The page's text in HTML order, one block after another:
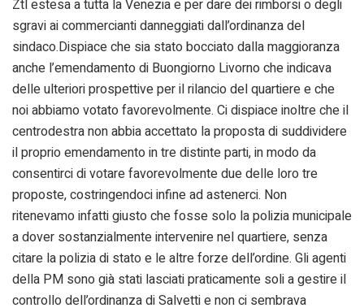
Ztl estesa a tutta la Venezia e per dare dei rimborsi o degli
sgravi ai commercianti danneggiati dall’ordinanza del
sindaco.Dispiace che sia stato bocciato dalla maggioranza
anche l’emendamento di Buongiorno Livorno che indicava
delle ulteriori prospettive per il rilancio del quartiere e che
noi abbiamo votato favorevolmente. Ci dispiace inoltre che il
centrodestra non abbia accettato la proposta di suddividere
il proprio emendamento in tre distinte parti, in modo da
consentirci di votare favorevolmente due delle loro tre
proposte, costringendoci infine ad astenerci. Non
ritenevamo infatti giusto che fosse solo la polizia municipale
a dover sostanzialmente intervenire nel quartiere, senza
citare la polizia di stato e le altre forze dell’ordine. Gli agenti
della PM sono già stati lasciati praticamente soli a gestire il
controllo dell’ordinanza di Salvetti e non ci sembrava